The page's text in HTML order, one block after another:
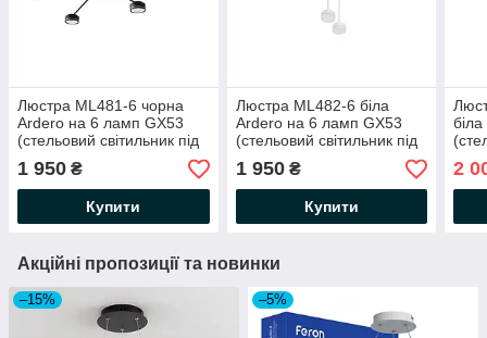
Люстра ML481-6 чорна
Ardero на 6 ламп GX53
(стельовий світильник під
змінні LED лампи)
770*765*60 мм
1 950 ₴
Купити
Люстра ML482-6 бiла
Ardero на 6 ламп GX53
(стельовий світильник під
змінні LED лампи)
843*766*60 мм
1 950₴
Купити
бiла
2
Акційні пропозиції та новинки
–15% –5%